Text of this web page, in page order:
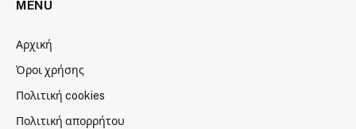
MENU
Αρχική
Όροι χρήσης
Πολιτική cookies
Πολιτική απορρήτου